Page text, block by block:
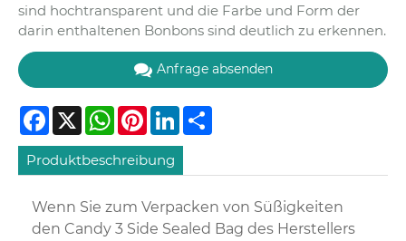
sind hochtransparent und die Farbe und Form der
darin enthaltenen Bonbons sind deutlich zu erkennen.
Anfrage absenden
Facebook
X WhatsApp
PinterestLinkedIn
Produktbeschreibung
Wenn Sie zum Verpacken von Süßigkeiten
den Candy 3 Side Sealed Bag des Herstellers